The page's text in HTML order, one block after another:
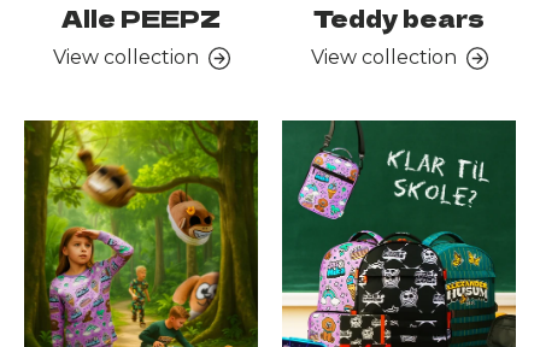
Alle PEEPZ
View collection
Teddy bears
View collection